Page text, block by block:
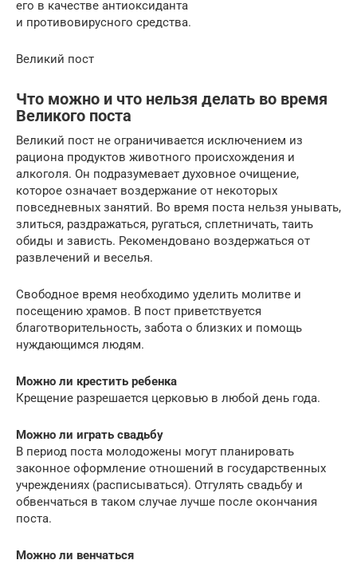
его в качестве антиоксиданта
и противовирусного средства.
Великий пост
Что можно и что нельзя делать во время
Великого поста
Великий пост не ограничивается исключением из
рациона продуктов животного происхождения и
алкоголя. Он подразумевает духовное очищение,
которое означает воздержание от некоторых
повседневных занятий. Во время поста нельзя унывать,
злиться, раздражаться, ругаться, сплетничать, таить
обиды и зависть. Рекомендовано воздержаться от
развлечений и веселья.
Свободное время необходимо уделить молитве и
посещению храмов. В пост приветствуется
благотворительность, забота о близких и помощь
нуждающимся людям.
Можно ли крестить ребенка
Крещение разрешается церковью в любой день года.
Можно ли играть свадьбу
В период поста молодожены могут планировать
законное оформление отношений в государственных
учреждениях (расписываться). Отгулять свадьбу и
обвенчаться в таком случае лучше после окончания
поста.
Можно ли венчаться